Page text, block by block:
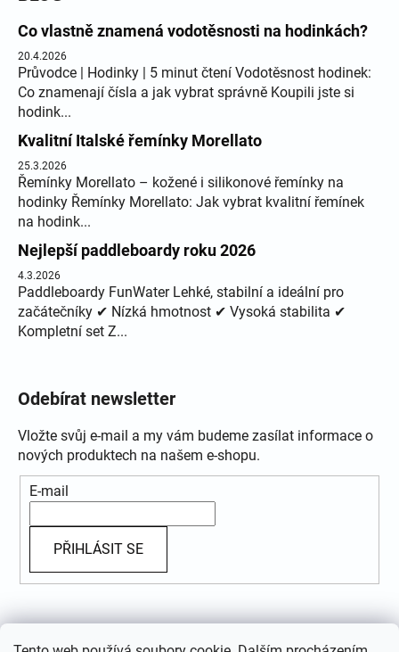
Co vlastně znamená vodotěsnosti na hodinkách?
20.4.2026
Průvodce | Hodinky | 5 minut čtení Vodotěsnost hodinek:
Co znamenají čísla a jak vybrat správně Koupili jste si
hodink...
Kvalitní Italské řemínky Morellato
25.3.2026
Řemínky Morellato – kožené i silikonové řemínky na
hodinky Řemínky Morellato: Jak vybrat kvalitní řemínek
na hodink...
Nejlepší paddleboardy roku 2026
4.3.2026
Paddleboardy FunWater Lehké, stabilní a ideální pro
začátečníky ✔ Nízká hmotnost ✔ Vysoká stabilita ✔
Kompletní set Z...
Odebírat newsletter
Vložte svůj e-mail a my vám budeme zasílat informace o
nových produktech na našem e-shopu.
E-mail
PŘIHLÁSIT SE